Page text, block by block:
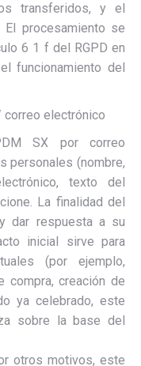
transferidos, y el
procesamiento se
6 1 f del RGPD en
funcionamiento del
electrónico
SX por correo
personales (nombre,
texto del
La finalidad del
dar respuesta a su
inicial sirve para
(por ejemplo,
creación de
ya celebrado, este
sobre la base del
otros motivos, este